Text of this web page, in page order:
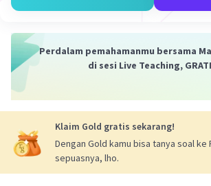
4(1/4) = 1
15 + 1 = 16
Jadi, nilai dari ekspresi 3m^(1/3) +
125 dan n = 32 adalah 16.
Perdalam pemahamanmu bersama
di sesi Live Teaching,
Klaim Gold gratis sekarang!
Dengan Gold kamu bisa tanya soal ke
sepuasnya, lho.